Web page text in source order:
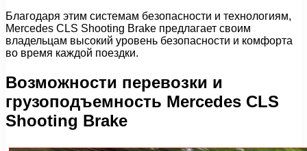
Благодаря этим системам безопасности и технологиям,
Mercedes CLS Shooting Brake предлагает своим
владельцам высокий уровень безопасности и комфорта
во время каждой поездки.
Возможности перевозки и
грузоподъемность Mercedes CLS
Shooting Brake